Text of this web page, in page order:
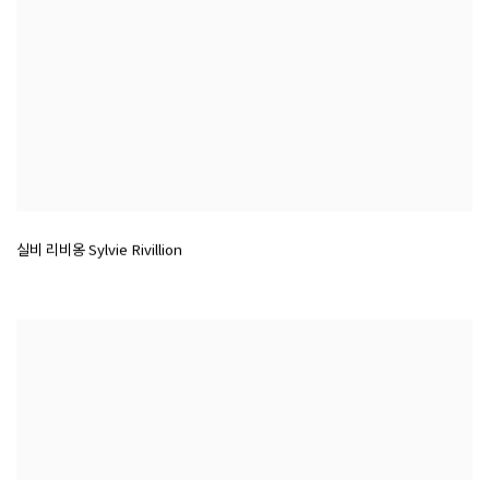
실비 리비옹 Sylvie Rivillion